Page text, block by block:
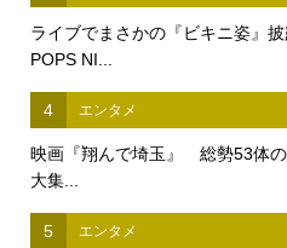
ライブでまさかの『ビキニ姿』
POPS NI...
4 エンタメ
映画『翔んで埼玉』 総勢53体
大集...
5 エンタメ